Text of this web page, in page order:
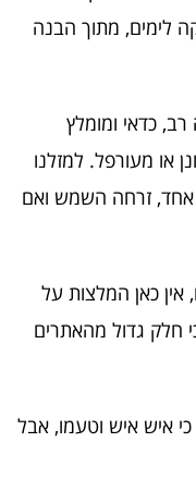
לימים, מתוך הבנה
כדאי ומומלץ
או מעורפל. למזלנו
אחד, זרחה השמש ואם
אין כאן המלצות על
חלק גדול מהאתרים
איש איש וטעמו, אבל